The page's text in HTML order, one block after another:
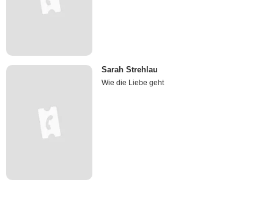
Sarah Strehlau
Wie die Liebe geht